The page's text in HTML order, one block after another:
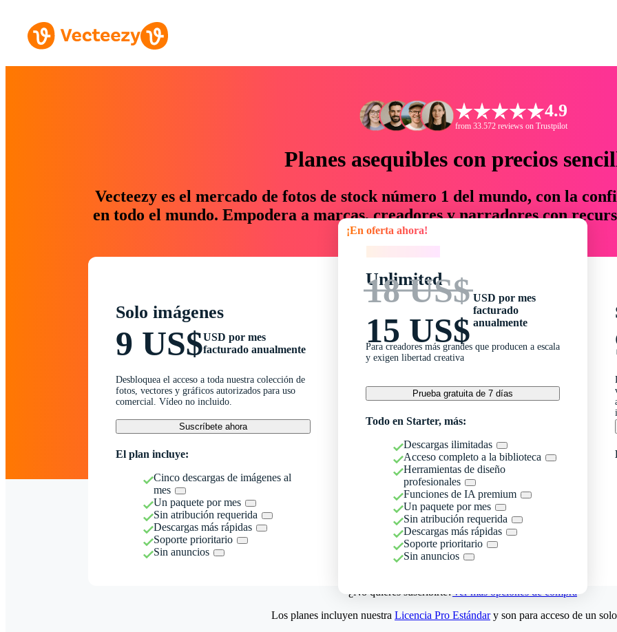
4.9
from 33.572 reviews on Trustpilot
Planes asequibles con precios
Vecteezy es el mercado de fotos de stock número 1 del mundo, con la
en todo el mundo. Empodera a marcas, creadores y narradores con
un 76 % en tiempo y presupuesto.
Solo imágenes
9 US$USD por mes
facturado anualmente
Desbloquea el acceso a toda nuestra colección de
fotos, vectores y gráficos autorizados para uso
comercial. Vídeo no incluido.
Suscríbete ahora
El plan incluye:
Cinco descargas de imágenes al
mes
Un paquete por mes
Sin atribución requerida
Descargas más rápidas
Soporte prioritario
Sin anuncios
¡En oferta ahora!
Unlimited
18 US$
15 US$
USD por mes
facturado
anualmente
Para creadores más grandes que producen a escala
y exigen libertad creativa
Prueba gratuita de 7 días
Todo en Starter, más:
Descargas ilimitadas
Acceso completo a la biblioteca
Herramientas de diseño
profesionales
Funciones de IA premium
Un paquete por mes
Sin atribución requerida
Descargas más rápidas
Soporte prioritario
Sin anuncios
¿No quieres suscribirte?Ver más opciones de compra
Los planes incluyen nuestra Licencia Pro Estándary son para acceso de un